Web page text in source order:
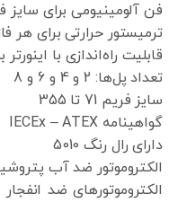
فن آلومینیومی برای سایز
ترمیستور حرارتی برای هر
قابلیت راه‌اندازی با
تعداد پل‌ها: 2 و 4 و 6 و 8
سایز فریم 71 تا 355
گواهینامه IECEx – ATEX
دارای رال رنگ 5010
الکتروموتور ضد آب